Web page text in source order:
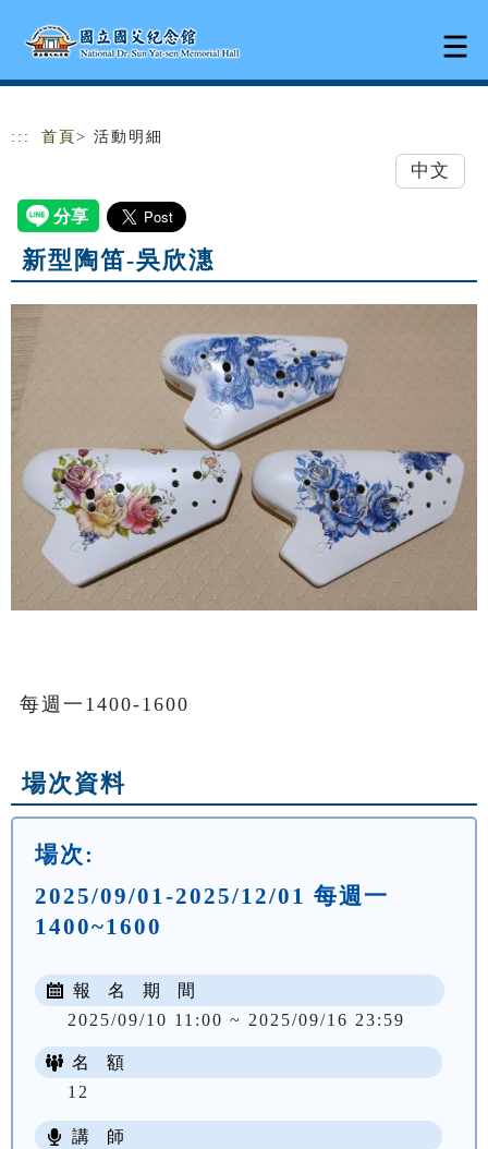
::: 首頁 > 活動明細
中文
新型陶笛-吳欣潓
場次資料
場次:
2025/09/01-2025/12/01 每週一
1400~1600
報 名 期 間
2025/09/10 11:00 ~ 2025/09/16 23:59
名 額
12
講 師